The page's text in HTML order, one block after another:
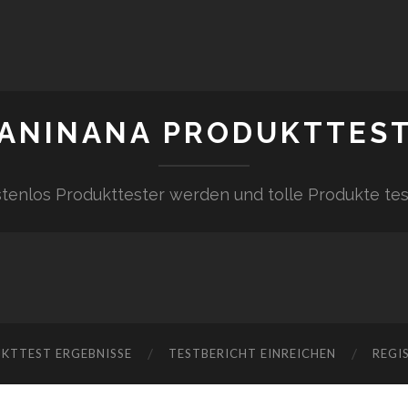
Produkttester werden und tolle Produkte
ERGEBNISSE TESTBERICHT EINREICHEN